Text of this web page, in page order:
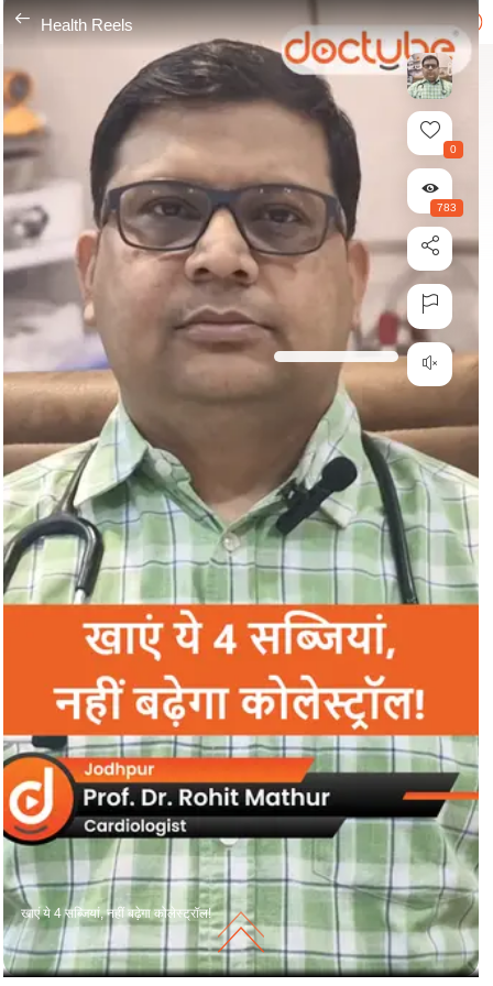
---
Health Reels
खाएं ये 4 सब्जियां, नहीं बढ़ेगा कोलेस्ट्रॉल!
0
783